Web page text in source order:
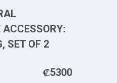
SET OF 2
₡5300